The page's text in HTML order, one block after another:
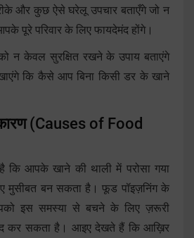
और कुछ ऐसे घरेलू उपचार बताएँगे जो न
पूरे परिवार के लिए फायदेमंद होंगे।
न केवल सुरक्षित रखने के उपाय बताएंगे
कि कैसे आप बिना किसी डर के खाने
(Causes of Food
कि आपके खाने की थाली में परोसा गया
मुसीबत बन सकता है। फूड पॉइज़निंग के
इस समस्या से बचने के लिए ज़रूरी
कर सकता है। आइए देखते हैं कि आख़िर